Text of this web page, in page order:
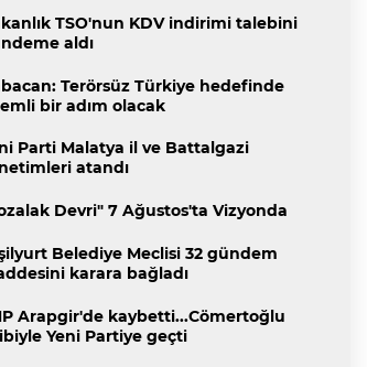
TSO'nun KDV indirimi talebini
aldı
Terörsüz Türkiye hedefinde
bir adım olacak
Parti Malatya il ve Battalgazi
atandı
Devri" 7 Ağustos'ta Vizyonda
Belediye Meclisi 32 gündem
karara bağladı
Arapgir'de kaybetti...Cömertoğlu
Yeni Partiye geçti